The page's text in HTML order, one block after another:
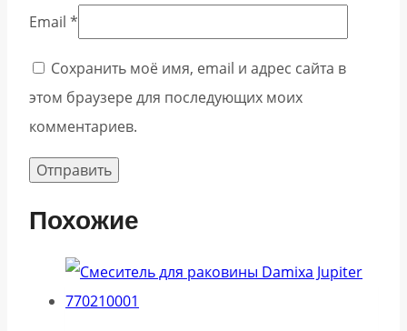
Email *
Сохранить моё имя, email и адрес сайта в
этом браузере для последующих моих
комментариев.
Похожие